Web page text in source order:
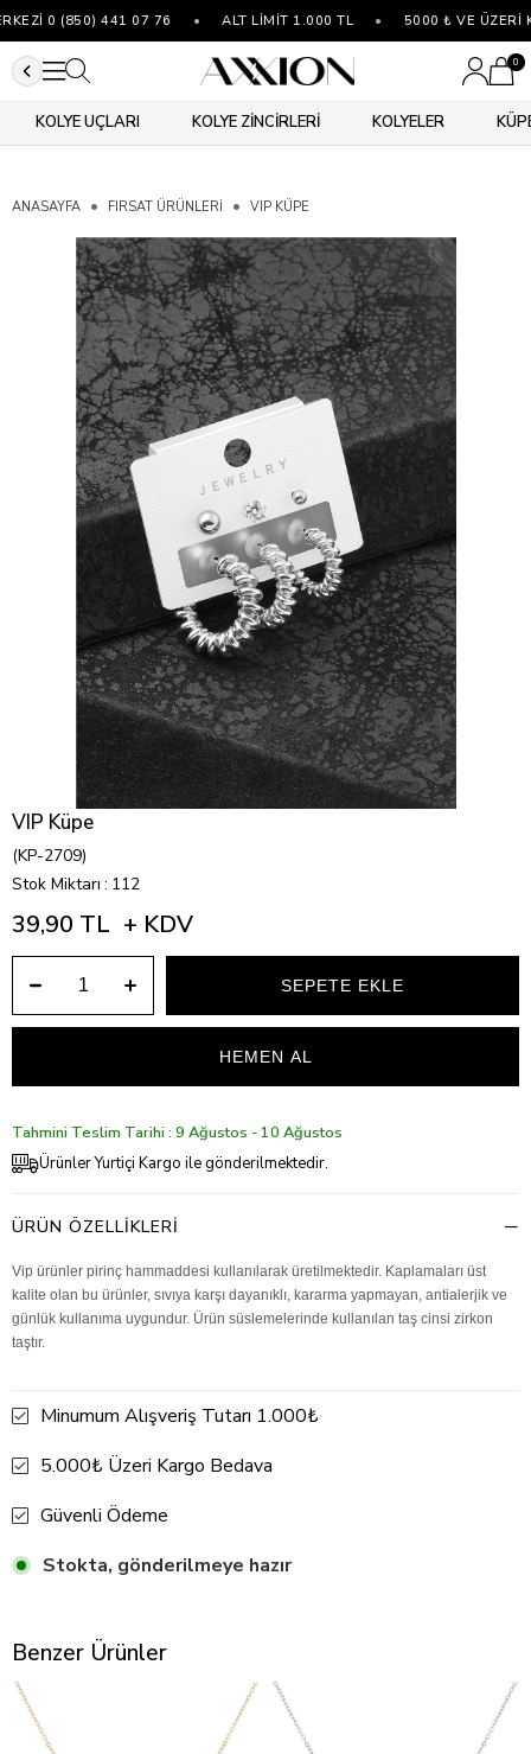
0 (850) 441 07 76 ALT LİMİT 1.000 TL 5000 ₺ VE ÜZERİ
0
KOLYE UÇLARI KOLYE ZİNCİRLERİ KOLYELER
ANASAYFA FIRSAT ÜRÜNLERİ VIP KÜPE
VIP Küpe
(KP-2709)
Stok Miktarı : 112
39,90 TL + KDV
Tahmini Teslim Tarihi : 9 Ağustos - 10 Ağustos
Ürünler Yurtiçi Kargo ile gönderilmektedir.
ÜRÜN ÖZELLIKLERI
Vip ürünler pirinç hammaddesi kullanılarak üretilmektedir. Kaplamaları üst
kalite olan bu ürünler, sıvıya karşı dayanıklı, kararma yapmayan, antialerjik ve
günlük kullanıma uygundur. Ürün süslemelerinde kullanılan taş cinsi zirkon
taştır.
Minumum Alışveriş Tutarı 1.000₺
5.000₺ Üzeri Kargo Bedava
Güvenli Ödeme
Stokta, gönderilmeye hazır
Benzer Ürünler